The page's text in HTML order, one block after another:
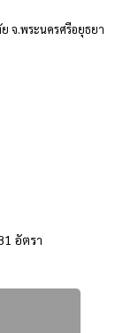
จ.พระนครศรีอยุธยา
อัตรา